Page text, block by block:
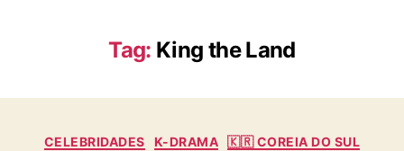
A
N
R
A
Tag: King the Land
C
CELEBRIDADES K-DRAMA 🇰🇷 COREIA DO SUL